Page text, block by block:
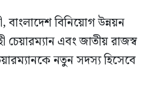
বাংলাদেশ বিনিয়োগ উন্নয়ন
চেয়ারম্যান এবং জাতীয় রাজস্ব
নতুন সদস্য হিসেবে